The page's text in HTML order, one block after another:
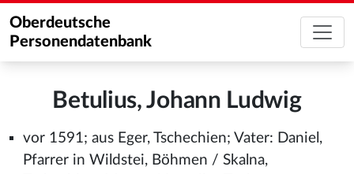
Oberdeutsche
Personendatenbank
Betulius, Johann Ludwig
vor 1591; aus Eger, Tschechien; Vater: Daniel,
Pfarrer in Wildstei, Böhmen / Skalna,